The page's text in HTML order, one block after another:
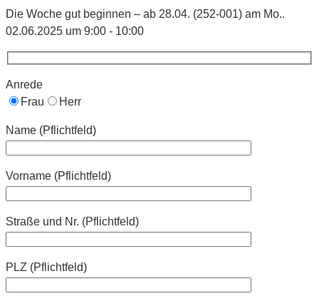
Die Woche gut beginnen – ab 28.04. (252-001) am Mo..
02.06.2025 um 9:00 - 10:00
Anrede
Frau
Herr
Name (Pflichtfeld)
Vorname (Pflichtfeld)
Straße und Nr. (Pflichtfeld)
PLZ (Pflichtfeld)